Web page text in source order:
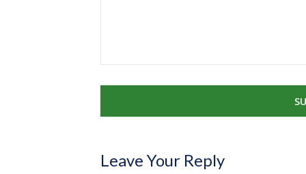
Leave Your Reply